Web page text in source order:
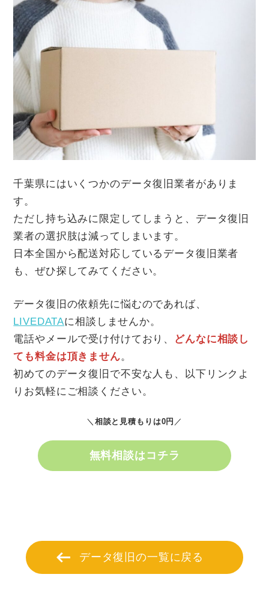
千葉県にはいくつかのデータ復旧業者がありま
す。
ただし持ち込みに限定してしまうと、データ復旧
業者の選択肢は減ってしまいます。
日本全国から配送対応しているデータ復旧業者
も、ぜひ探してみてください。
データ復旧の依頼先に悩むのであれば、
LIVEDATAに相談しませんか。
電話やメールで受け付けており、 どんなに相談し
ても料金は頂きません。
初めてのデータ復旧で不安な人も、以下リンクよ
りお気軽にご相談ください。
＼ 相談と見積もりは0円 ／
無料相談はコチラ
データ復旧の一覧に戻る